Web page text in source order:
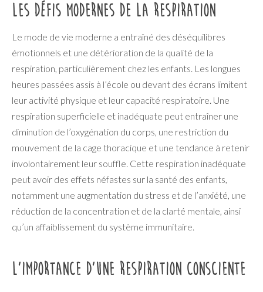
Les défis modernes de la respiration
Le mode de vie moderne a entraîné des déséquilibres
émotionnels et une détérioration de la qualité de la
respiration, particulièrement chez les enfants. Les longues
heures passées assis à l’école ou devant des écrans limitent
leur activité physique et leur capacité respiratoire. Une
respiration superficielle et inadéquate peut entraîner une
diminution de l’oxygénation du corps, une restriction du
mouvement de la cage thoracique et une tendance à retenir
involontairement leur souffle. Cette respiration inadéquate
peut avoir des effets néfastes sur la santé des enfants,
notamment une augmentation du stress et de l’anxiété, une
réduction de la concentration et de la clarté mentale, ainsi
qu’un affaiblissement du système immunitaire.
L’importance d’une respiration consciente